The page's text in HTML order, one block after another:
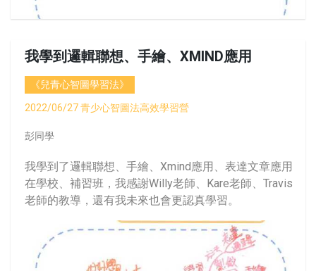
我學到邏輯聯想、手繪、XMIND應用
《兒青心智圖學習法》
2022/06/27 青少心智圖法高效學習營
彭同學
我學到了邏輯聯想、手繪、Xmind應用、表達文章應用
在學校、補習班，我感謝Willy老師、Kare老師、Travis
老師的教導，還有我未來也會更認真學習。